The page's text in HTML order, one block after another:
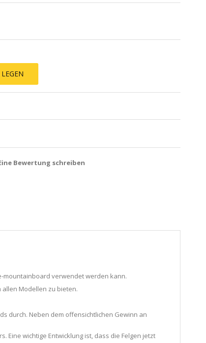
Bewertung schreiben
mountainboard verwendet werden kann.
Modellen zu bieten.
durch. Neben dem offensichtlichen Gewinn an
Eine wichtige Entwicklung ist, dass die Felgen jetzt